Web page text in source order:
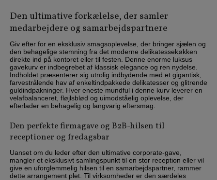
Den ultimative forkælelse, der samler
medarbejdere og samarbejdspartnere
Giv efter for en eksklusiv smagsoplevelse, der bringer sjælen og
den behagelige stemning fra det moderne delikatessekøkken
direkte ind på kontoret eller til festen. Denne enorme luksus
gavekurv er indbegrebet af klassisk elegance og ren nydelse.
Indholdet præsenterer sig utrolig indbydende med et gigantisk,
farvestrålende hav af enkeltindpakkede delikatesser og glitrende
guldindpakninger. Hver eneste mundful i denne kurv leverer en
velafbalanceret, fløjlsblød og uimodståelig oplevelse, der
efterlader en behagelig og langvarig eftersmag.
Den perfekte firmagave og B2B-hilsen til
receptioner og fredagsbar
Uanset om du leder efter den ultimative corporate-gave,
mangler et eksklusivt samlingspunkt til en stor reception eller vil
give en uforglemmelig hilsen til en samarbejdspartner, rammer
dette arrangement plet. Til virksomheder er den særdeles